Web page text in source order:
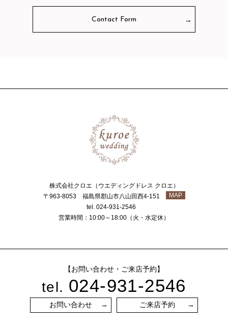
Contact Form
株式会社クロエ（ウエディングドレス クロエ）
〒963-8053 福島県郡山市八山田西4-151
MAP
tel. 024-931-2546
営業時間：10:00～18:00（火・水定休）
【お問い合わせ・ご来店予約】
tel. 024-931-2546
お問い合わせ ご来店予約